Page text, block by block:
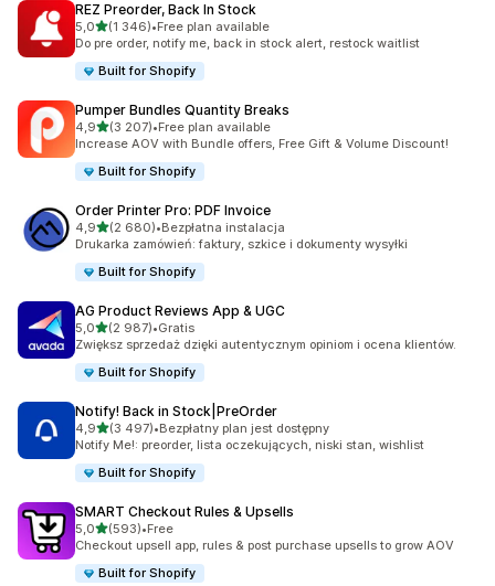
REZ Preorder, Back In Stock
5,0na 5 gwiazdek
(1 346)
Łączna liczba recenzji: 1346
•Free plan available
Do pre order, notify me, back in stock alert, restock waitlist
Built for Shopify
Pumper Bundles Quantity Breaks
4,9na 5 gwiazdek
(3 207)
Łączna liczba recenzji: 3207
•Free plan available
Increase AOV with Bundle offers, Free Gift & Volume Discount!
Built for Shopify
Order Printer Pro: PDF Invoice
4,9na 5 gwiazdek
(2 680)
Łączna liczba recenzji: 2680
•Bezpłatna instalacja
Drukarka zamówień: faktury, szkice i dokumenty wysyłki
Built for Shopify
AG Product Reviews App & UGC
5,0na 5 gwiazdek
(2 987)
Łączna liczba recenzji: 2987
•Gratis
Zwiększ sprzedaż dzięki autentycznym opiniom i ocena klientów.
Built for Shopify
Notify! Back in Stock|PreOrder
4,9na 5 gwiazdek
(3 497)
Łączna liczba recenzji: 3497
•Bezpłatny plan jest dostępny
Notify Me!: preorder, lista oczekujących, niski stan, wishlist
Built for Shopify
SMART Checkout Rules & Upsells
5,0na 5 gwiazdek
(593)
Łączna liczba recenzji: 593
•Free
Checkout upsell app, rules & post purchase upsells to grow AOV
Built for Shopify